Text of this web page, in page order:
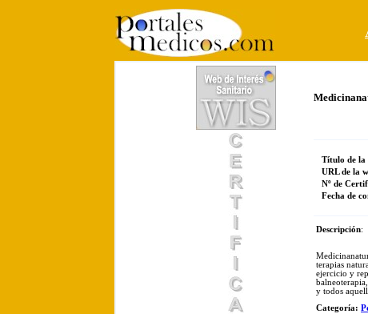
Título de la
URL de la
Nº de
Fecha de
Descripción:
terapias
ejercicio y
y todos
Categoría: